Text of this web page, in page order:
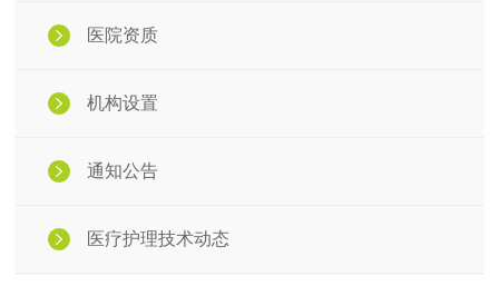
医院资质
机构设置
通知公告
医疗护理技术动态